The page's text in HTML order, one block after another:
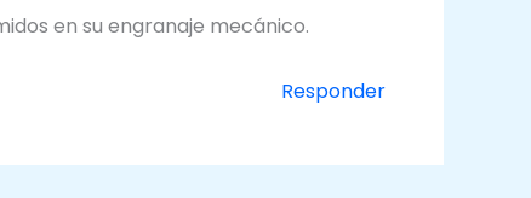
en su engranaje mecánico.
Responder